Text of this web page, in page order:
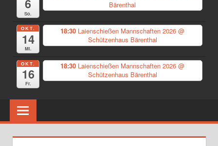
6
So.
Bärenthal
OKT.
14
Mi.
18:30 Laienschießen Mannschaften 2026@
Schützenhaus Bärenthal
OKT.
16
Fr.
18:30 Laienschießen Mannschaften 2026@
Schützenhaus Bärenthal